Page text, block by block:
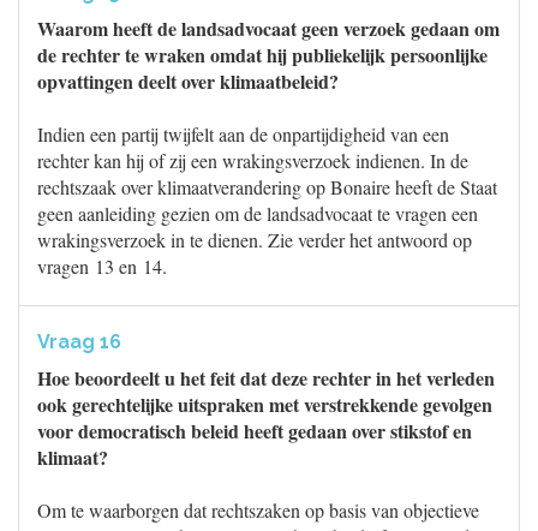
Waarom heeft de landsadvocaat geen verzoek gedaan om
de rechter te wraken omdat hij publiekelijk persoonlijke
opvattingen deelt over klimaatbeleid?
Indien een partij twijfelt aan de onpartijdigheid van een
rechter kan hij of zij een wrakingsverzoek indienen. In de
rechtszaak over klimaatverandering op Bonaire heeft de Staat
geen aanleiding gezien om de landsadvocaat te vragen een
wrakingsverzoek in te dienen. Zie verder het antwoord op
vragen 13 en 14.
Vraag 16
Hoe beoordeelt u het feit dat deze rechter in het verleden
ook gerechtelijke uitspraken met verstrekkende gevolgen
voor democratisch beleid heeft gedaan over stikstof en
klimaat?
Om te waarborgen dat rechtszaken op basis van objectieve